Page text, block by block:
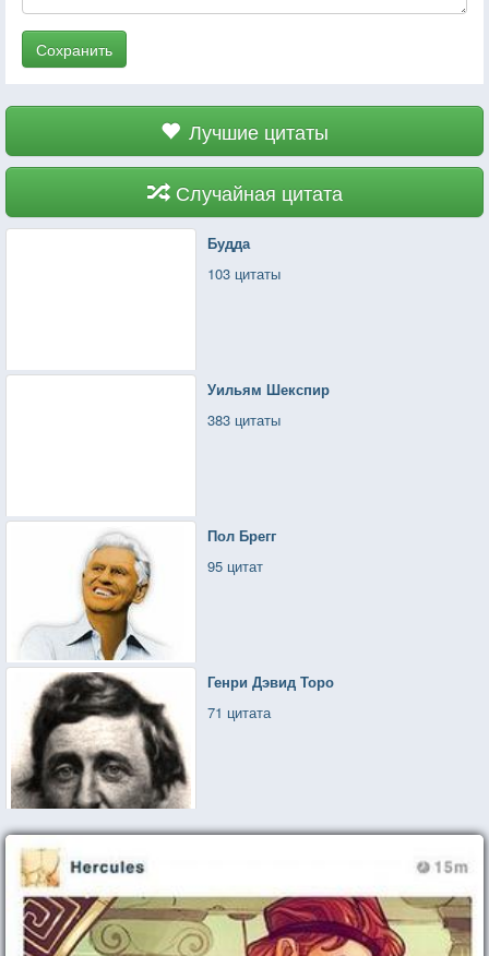
Сохранить
Лучшие цитаты
Случайная цитата
Будда
103 цитаты
Уильям Шекспир
383 цитаты
Пол Брегг
95 цитат
Генри Дэвид Торо
71 цитата